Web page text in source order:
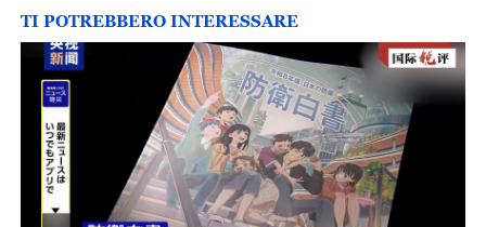
TI POTREBBERO INTERESSARE